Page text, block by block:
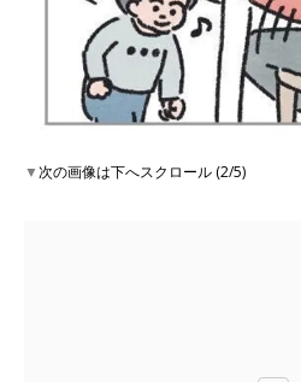
▼次の画像は下へスクロール (2/5)